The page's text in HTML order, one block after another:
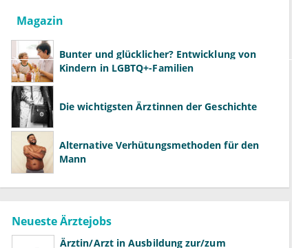
Magazin
Bunter und glücklicher? Entwicklung von
Kindern in LGBTQ+-Familien
Die wichtigsten Ärztinnen der Geschichte
Alternative Verhütungsmethoden für den
Mann
Neueste Ärztejobs
Ärztin/Arzt in Ausbildung zur/zum